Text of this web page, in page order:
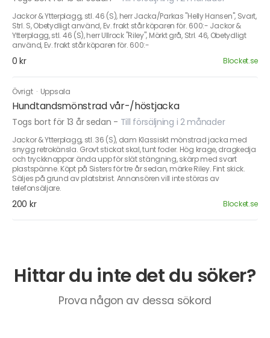
Jackor & Ytterplagg, stl. 46 (S), herr Jacka/Parkas "Helly Hansen", Svart,
Strl. S, Obetydligt använd, Ev. frakt står köparen för. 600:- Jackor &
Ytterplagg, stl. 46 (S), herr Ullrock "Riley", Mörkt grå, Strl. 46, Obetydligt
använd, Ev. frakt står köparen för. 600:-
0 kr Blocket.se
Övrigt · Uppsala
Hundtandsmönstrad vår-/höstjacka
Togs bort för 13 år sedan - Till försäljning i 2 månader
Jackor & Ytterplagg, stl. 36 (S), dam Klassiskt mönstrad jacka med
snygg retrokänsla. Grovt stickat skal, tunt foder. Hög krage, dragkedja
och tryckknappar ända upp för slät stängning, skärp med svart
plastspänne. Köpt på Sisters för tre år sedan, märke Riley. Fint skick.
Säljes på grund av platsbrist. Annonsören vill inte störas av
telefonsäljare.
200 kr Blocket.se
Hittar du inte det du söker?
Prova någon av dessa sökord